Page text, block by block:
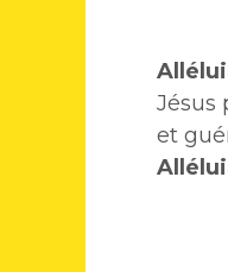
Jésus
et